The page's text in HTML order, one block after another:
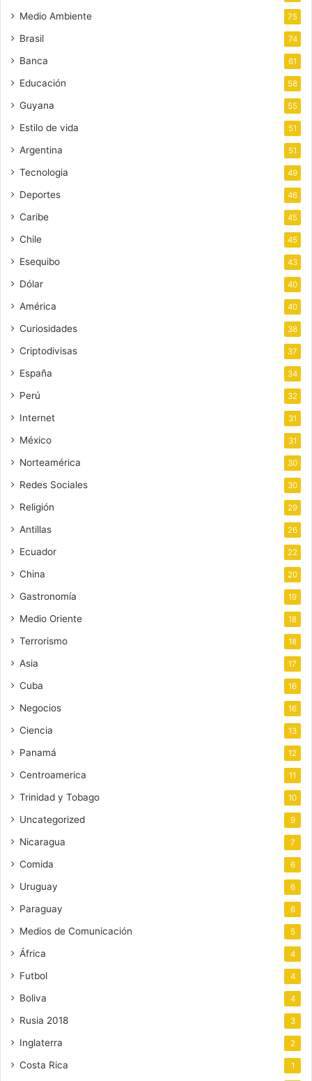
Medio Ambiente 75
Brasil 74
Banca 61
Educación 58
Guyana 55
Estilo de vida 51
Argentina 51
Tecnologia 49
Deportes 46
Caribe 45
Chile 45
Esequibo 43
Dólar 40
América 40
Curiosidades 38
Criptodivisas 37
España 34
Perú 32
Internet 31
México 31
Norteamérica 30
Redes Sociales 30
Religión 29
Antillas 26
Ecuador 22
China 20
Gastronomía 19
Medio Oriente 18
Terrorismo 18
Asia 17
Cuba 16
Negocios 16
Ciencia 13
Panamá 12
Centroamerica 11
Trinidad y Tobago 10
Uncategorized 9
Nicaragua 7
Comida 6
Uruguay 6
Paraguay 6
Medios de Comunicación 5
África 4
Futbol 4
Boliva 4
Rusia 2018 3
Inglaterra 2
Costa Rica 1